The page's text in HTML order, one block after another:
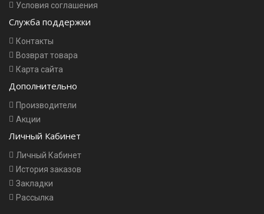
Условия соглашения
Служба поддержки
Контакты
Возврат товара
Карта сайта
Дополнительно
Производители
Акции
Личный Кабинет
Личный Кабинет
История заказов
Закладки
Рассылка